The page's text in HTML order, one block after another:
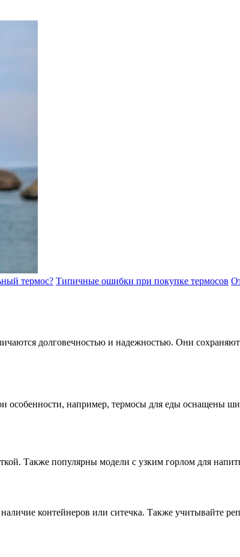
термос? Типичные ошибки при покупке термосов
долговечностью и надежностью. Они
особенности, например, термосы для еды оснащены
Также популярны модели с узким горлом для
контейнеров или ситечка. Также учитывайте